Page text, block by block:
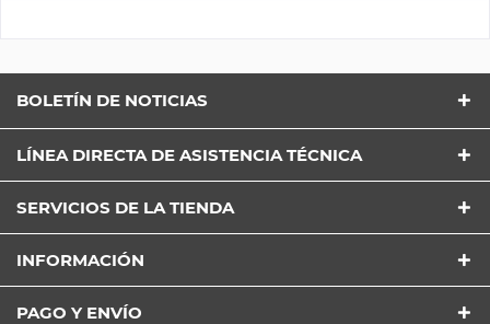
BOLETÍN DE NOTICIAS
LÍNEA DIRECTA DE ASISTENCIA TÉCNICA
SERVICIOS DE LA TIENDA
INFORMACIÓN
PAGO Y ENVÍO